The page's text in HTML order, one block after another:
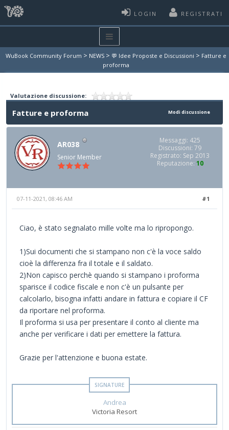
LOGIN REGISTRATI
WuBook Community Forum > NEWS > 💬 Idee Proposte e Discussioni > Fatture e
proforma
Valutazione discussione:
Modi discussione
Fatture e proforma
AR038
Senior Member
Messaggi: 425
Discussioni: 79
Registrato: Sep 2013
Reputazione: 10
#1
07-11-2021, 08:46 AM
Ciao, è stato segnalato mille volte ma lo ripropongo.
1)Sui documenti che si stampano non c'è la voce saldo
cioè la differenza fra il totale e il saldato.
2)Non capisco perchè quando si stampano i proforma
sparisce il codice fiscale e non c'è un pulsante per
calcolarlo, bisogna infatti andare in fattura e copiare il CF
da riportare nel proforma.
Il proforma si usa per presentare il conto al cliente ma
anche per verificare i dati per emettere la fattura.
Grazie per l'attenzione e buona estate.
Andrea
Victoria Resort